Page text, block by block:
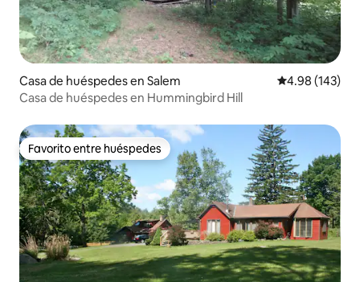
Casa de huéspedes en Salem Calificación
4.98 (143)
Casa de huéspedes en Hummingbird Hill
Favorito entre huéspedes
Favorito entre huéspedes